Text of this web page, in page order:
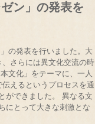
ン」の発表を
の発表を行いました。大
さらには異文化交流の時
文化」をテーマに、一人
えるというプロセスを通
ができました。 異なる文
にとって大きな刺激とな